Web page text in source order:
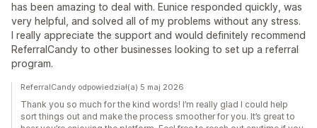
has been amazing to deal with. Eunice responded quickly, was
very helpful, and solved all of my problems without any stress.
I really appreciate the support and would definitely recommend
ReferralCandy to other businesses looking to set up a referral
program.
ReferralCandy odpowiedział(a) 5 maj 2026
Thank you so much for the kind words! I’m really glad I could help
sort things out and make the process smoother for you. It’s great to